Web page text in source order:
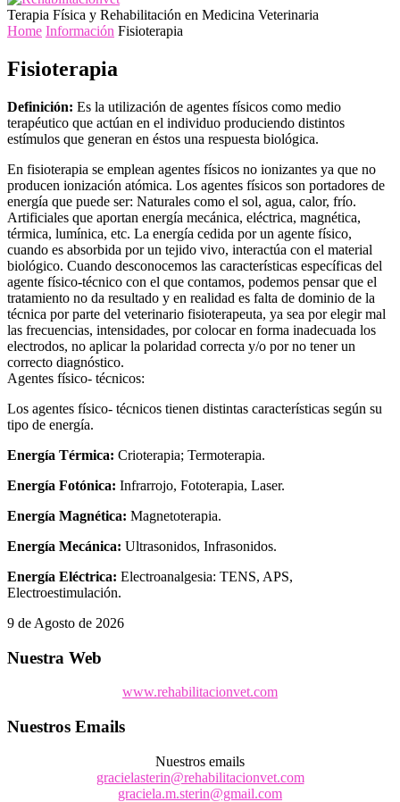
Terapia Física y Rehabilitación en Medicina Veterinaria
Home Información Fisioterapia
Fisioterapia
Definición: Es la utilización de agentes físicos como medio
terapéutico que actúan en el individuo produciendo distintos
estímulos que generan en éstos una respuesta biológica.
En fisioterapia se emplean agentes físicos no ionizantes ya que no
producen ionización atómica. Los agentes físicos son portadores de
energía que puede ser: Naturales como el sol, agua, calor, frío.
Artificiales que aportan energía mecánica, eléctrica, magnética,
térmica, lumínica, etc. La energía cedida por un agente físico,
cuando es absorbida por un tejido vivo, interactúa con el material
biológico. Cuando desconocemos las características específicas del
agente físico-técnico con el que contamos, podemos pensar que el
tratamiento no da resultado y en realidad es falta de dominio de la
técnica por parte del veterinario fisioterapeuta, ya sea por elegir mal
las frecuencias, intensidades, por colocar en forma inadecuada los
electrodos, no aplicar la polaridad correcta y/o por no tener un
correcto diagnóstico.
Agentes físico- técnicos:
Los agentes físico- técnicos tienen distintas características según su
tipo de energía.
Energía Térmica: Crioterapia; Termoterapia.
Energía Fotónica: Infrarrojo, Fototerapia, Laser.
Energía Magnética: Magnetoterapia.
Energía Mecánica: Ultrasonidos, Infrasonidos.
Energía Eléctrica: Electroanalgesia: TENS, APS,
Electroestimulación.
9 de Agosto de 2026
Nuestra Web
www.rehabilitacionvet.com
Nuestros Emails
Nuestros emails
gracielasterin@rehabilitacionvet.com
graciela.m.sterin@gmail.com